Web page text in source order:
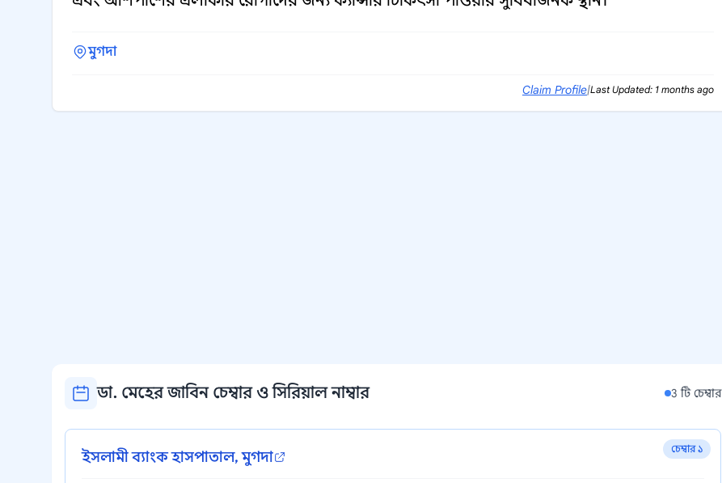
মুগদা
Claim Profile|Last Updated: 1 months ago
ডা. মেহের জাবিন চেম্বার ও সিরিয়াল নাম্বার 3 টি চেম্বার
চেম্বার ১
ইসলামী ব্যাংক হাসপাতাল, মুগদা